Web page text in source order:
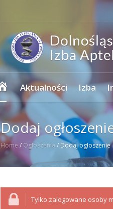
Strona
główna
Aktualności Izba
Dodaj
Home / Ogłoszenia / Dodaj ogłoszenie
Tylko zalogowane osoby